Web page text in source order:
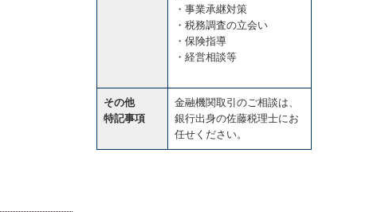
・事業承継対策
・税務調査の立会い
・保険指導
・経営相談等
その他
特記事項
金融機関取引のご相談は、
銀行出身の佐藤税理士にお
任せください。